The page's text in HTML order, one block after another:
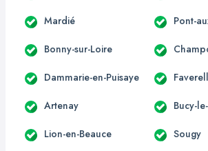
Mardié Pont-
Bonny-sur-Loire
Dammarie-en-Puisaye
Artenay Bucy-
Lion-en-Beauce Sougy